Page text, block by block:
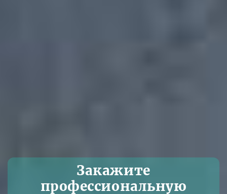
Закажите
профессиональную